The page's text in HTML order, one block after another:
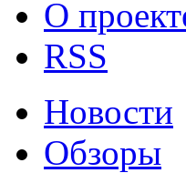
О
RSS
Новости
Обзоры